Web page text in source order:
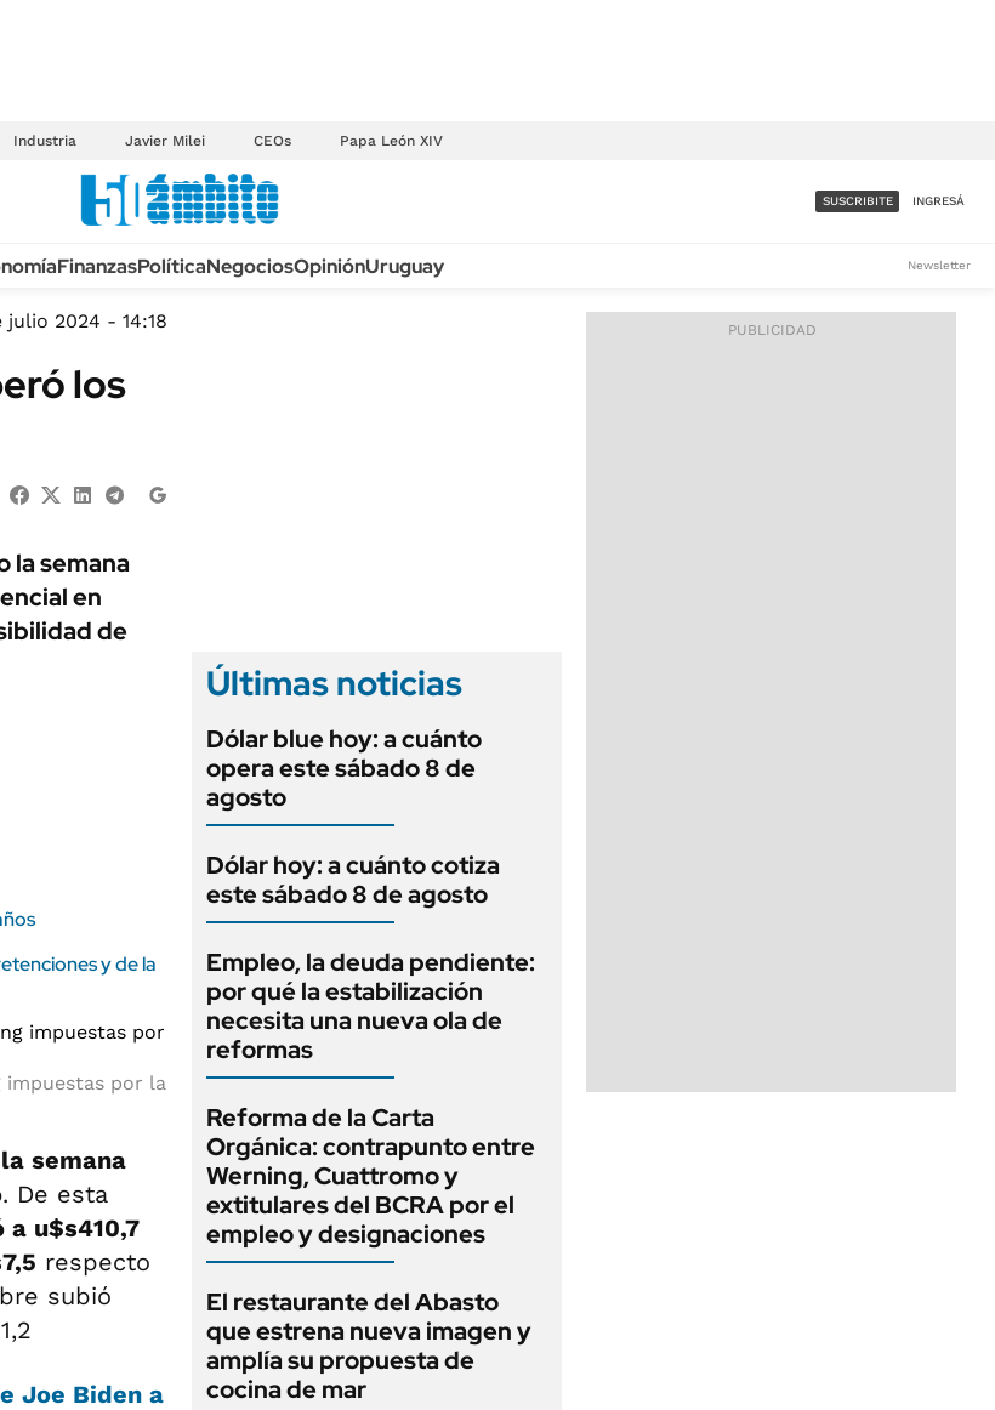
Industria Javier Milei CEOs Papa León XIV
ACCESO FULL - $1.800/MES
SUSCRIBITE INGRESÁ
FinanzasPolíticaNegociosOpiniónUruguay Newsletter
julio 2024 - 14:18
los
la semana
en
de
y de la
impuestas por la
semana
. De esta
u$s410,7
respecto
subió
Joe Biden a
Últimas noticias
Dólar blue hoy: a cuánto
opera este sábado 8 de
agosto
Dólar hoy: a cuánto cotiza
este sábado 8 de agosto
Empleo, la deuda pendiente:
por qué la estabilización
necesita una nueva ola de
reformas
Reforma de la Carta
Orgánica: contrapunto entre
Werning, Cuattromo y
extitulares del BCRA por el
empleo y designaciones
El restaurante del Abasto
que estrena nueva imagen y
amplía su propuesta de
cocina de mar